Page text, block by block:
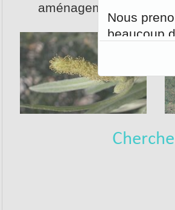
aménagements.
Nous
beaucoup
On